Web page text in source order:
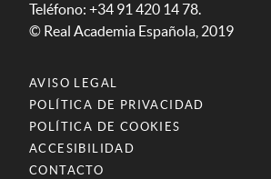
Teléfono: +34 91 420 14 78.
© Real Academia Española, 2019
AVISO LEGAL
POLÍTICA DE PRIVACIDAD
POLÍTICA DE COOKIES
ACCESIBILIDAD
CONTACTO